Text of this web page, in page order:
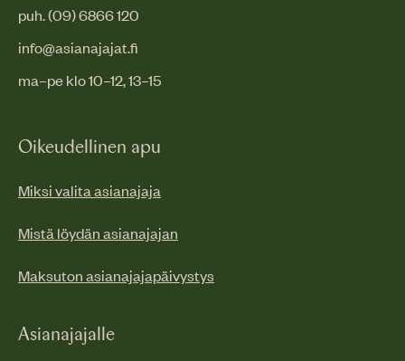
puh. (09) 6866 120
info@asianajajat.fi
ma–pe klo 10–12, 13–15
Oikeudellinen apu
Miksi valita asianajaja
Mistä löydän asianajajan
Maksuton asianajajapäivystys
Asianajajalle